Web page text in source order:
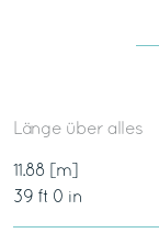
Länge über alles
11.88 [m]
39 ft 0 in